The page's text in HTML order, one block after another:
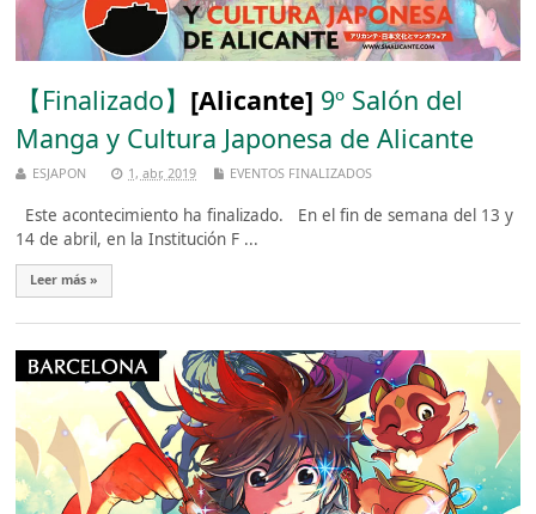
【Finalizado】 [Alicante] 9º Salón del
Manga y Cultura Japonesa de Alicante
ESJAPON 1, abr, 2019 EVENTOS FINALIZADOS
Este acontecimiento ha finalizado. En el fin de semana del 13 y
14 de abril, en la Institución F ...
Leer más »